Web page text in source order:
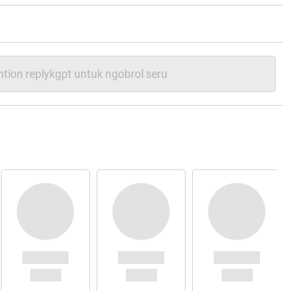
jujur, harganya jg masuk akal (top emang
berasa di samber geledek gan .
awalnya ane ga percaya, mungkin nolnya
masa sih tempat wisata murah banget.
harganya ama restoran seafood di jakarta aja
replykgpt untuk ngobrol seru